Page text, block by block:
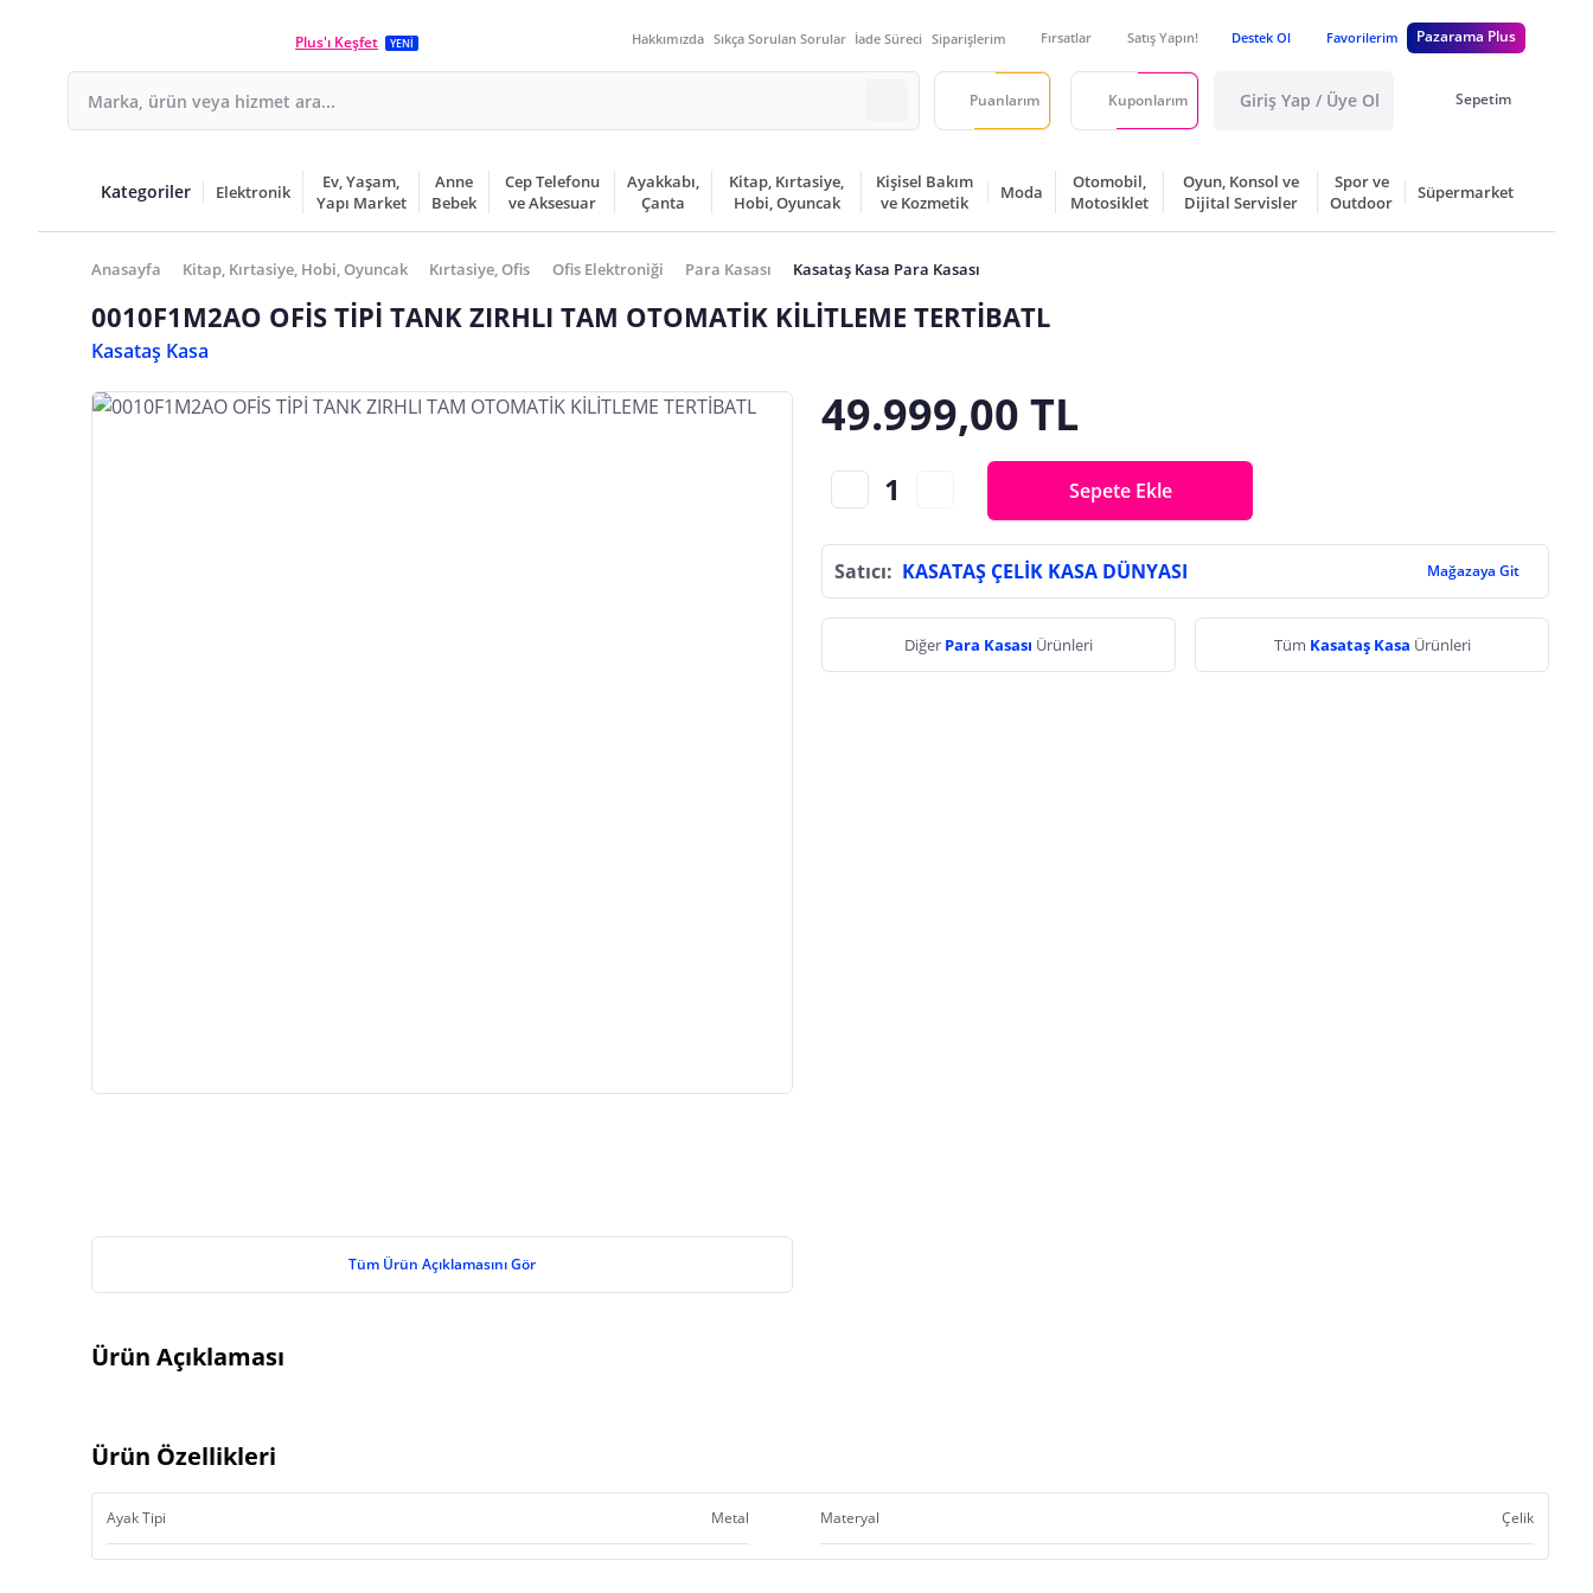
Plus'ı Keşfet YENİ Hakkımızda Sıkça Sorulan Sorular İade Süreci Siparişlerim Fırsatlar Satış Yapın! Destek Ol Favorilerim Pazarama Plus
Puanlarım Kuponlarım Giriş Yap / Üye Ol Sepetim
Kategoriler Elektronik
Ev, Yaşam,
Yapı Market
Anne
Bebek
Cep Telefonu
ve Aksesuar
Ayakkabı,
Çanta
Kitap, Kırtasiye,
Hobi, Oyuncak
Kişisel Bakım
ve Kozmetik
Moda
Otomobil,
Motosiklet
Oyun, Konsol ve
Dijital Servisler
Spor ve
Outdoor
Süpermarket
Anasayfa Kitap, Kırtasiye, Hobi, Oyuncak Kırtasiye, Ofis Ofis Elektroniği Para Kasası Kasataş Kasa Para Kasası
0010F1M2AO OFİS TİPİ TANK ZIRHLI TAM OTOMATİK KİLİTLEME TERTİBATL
Kasataş Kasa
Tüm Ürün Açıklamasını Gör
49.999,00 TL
Sepete Ekle
Satıcı: KASATAŞ ÇELİK KASA DÜNYASI Mağazaya Git
Diğer Para Kasası Ürünleri Tüm Kasataş Kasa Ürünleri
Ürün Açıklaması
Ürün Özellikleri
Ayak Tipi Metal Materyal Çelik